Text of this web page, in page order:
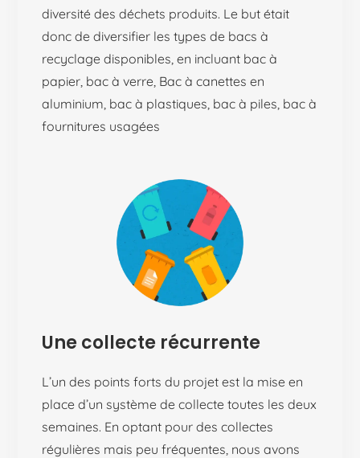
diversité des déchets produits. Le but était
donc de diversifier les types de bacs à
recyclage disponibles, en incluant bac à
papier, bac à verre, Bac à canettes en
aluminium, bac à plastiques, bac à piles, bac à
fournitures usagées
Une collecte récurrente
L’un des points forts du projet est la mise en
place d’un système de collecte toutes les deux
semaines. En optant pour des collectes
régulières mais peu fréquentes, nous avons